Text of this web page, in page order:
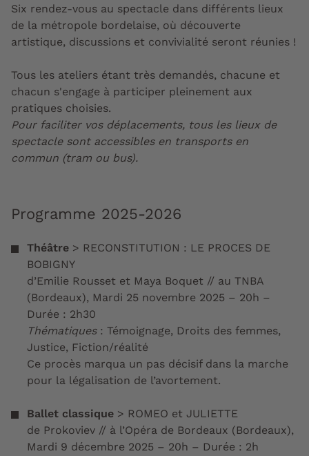
Six rendez-vous au spectacle dans différents lieux
de la métropole bordelaise, où découverte
artistique, discussions et convivialité seront réunies !
Tous les ateliers étant très demandés, chacune et
chacun s'engage à participer pleinement aux
pratiques choisies.
Pour faciliter vos déplacements, tous les lieux de
spectacle sont accessibles en transports en
commun (tram ou bus).
Programme 2025-2026
Théâtre > RECONSTITUTION : LE PROCES DE
BOBIGNY
d’Emilie Rousset et Maya Boquet // au TNBA
(Bordeaux), Mardi 25 novembre 2025 – 20h –
Durée : 2h30
Thématiques: Témoignage, Droits des femmes,
Justice, Fiction/réalité
Ce procès marqua un pas décisif dans la marche
pour la légalisation de l’avortement.
Ballet classique > ROMEO et JULIETTE
de Prokoviev // à l’Opéra de Bordeaux (Bordeaux),
Mardi 9 décembre 2025 – 20h – Durée : 2h